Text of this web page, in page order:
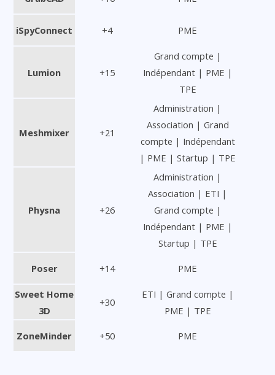
iSpyConnect +4 PME
Lumion +15
Grand compte |
Indépendant | PME |
TPE
Meshmixer +21
Administration |
Association | Grand
compte | Indépendant
| PME | Startup | TPE
Physna +26
Administration |
Association | ETI |
Grand compte |
Indépendant | PME |
Startup | TPE
Poser +14 PME
Sweet Home
3D
+30
ETI | Grand compte |
PME | TPE
ZoneMinder +50 PME